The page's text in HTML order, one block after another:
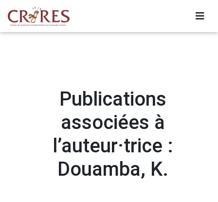
Publications
associées à
l’auteur·trice :
Douamba, K.